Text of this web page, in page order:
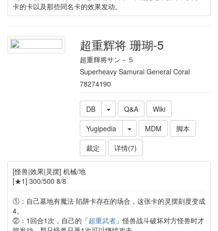
卡的卡以及那些同名卡的效果发动。
超重辉将 珊瑚-5
超重輝将サン－５
Superheavy Samurai General Coral
78274190
DB Q&A
Wiki
Yugipedia
MDM
脚本
裁定
详情(7)
[怪兽|效果|灵摆] 机械/地
[★1] 300/500 8/8
①：自己墓地有魔法·陷阱卡存在的场合，这张卡的灵摆刻度变成
4。
②：1回合1次，自己的「超重武者」怪兽战斗破坏对方怪兽时才